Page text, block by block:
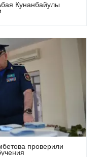
Кунанбайулы
проверили